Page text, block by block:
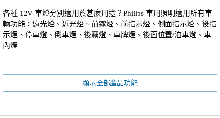
各種 12V 車燈分別適用於甚麼用途？Philips 車用照明適用所有車
輛功能：遠光燈、近光燈、前霧燈、前指示燈、側面指示燈、後指
示燈、停車燈、倒車燈、後霧燈、車牌燈、後面位置/泊車燈、車
內燈
顯示全部產品功能